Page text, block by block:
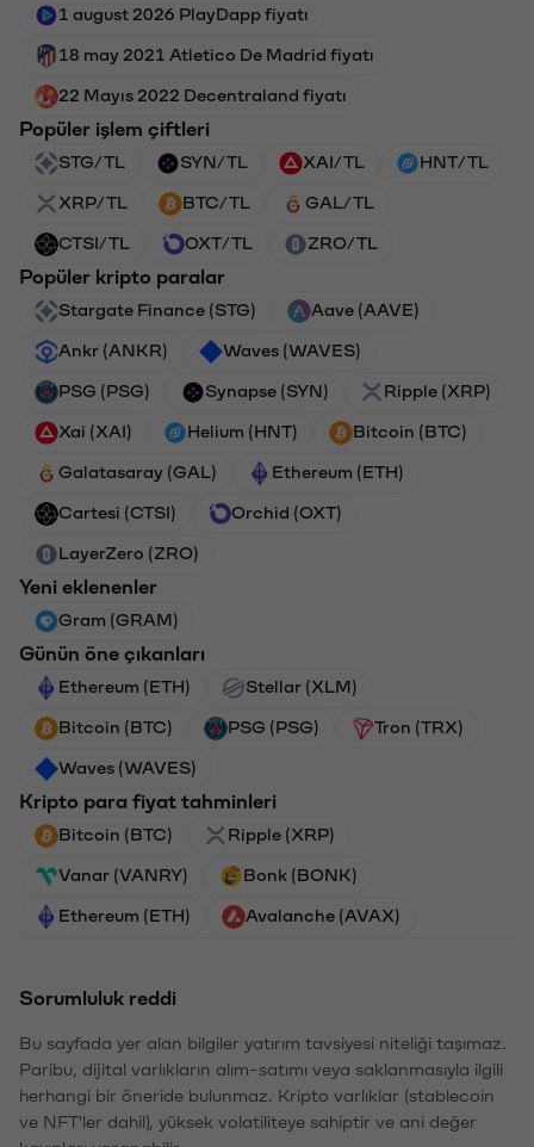
1 august 2026 PlayDapp fiyatı
18 may 2021 Atletico De Madrid fiyatı
22 Mayıs 2022 Decentraland fiyatı
Popüler işlem çiftleri
STG/TL SYN/TL XAI/TL HNT/TL
XRP/TL BTC/TL GAL/TL
CTSI/TL OXT/TL ZRO/TL
Popüler kripto paralar
Stargate Finance (STG) Aave (AAVE)
Ankr (ANKR) Waves (WAVES)
PSG (PSG) Synapse (SYN) Ripple (XRP)
Xai (XAI) Helium (HNT) Bitcoin (BTC)
Galatasaray (GAL) Ethereum (ETH)
Cartesi (CTSI) Orchid (OXT)
LayerZero (ZRO)
Yeni eklenenler
Gram (GRAM)
Günün öne çıkanları
Ethereum (ETH) Stellar (XLM)
Bitcoin (BTC) PSG (PSG) Tron (TRX)
Waves (WAVES)
Kripto para fiyat tahminleri
Bitcoin (BTC) Ripple (XRP)
Vanar (VANRY) Bonk (BONK)
Ethereum (ETH) Avalanche (AVAX)
Sorumluluk reddi
Bu sayfada yer alan bilgiler yatırım tavsiyesi niteliği taşımaz.
Paribu, dijital varlıkların alım-satımı veya saklanmasıyla ilgili
herhangi bir öneride bulunmaz. Kripto varlıklar (stablecoin
ve NFT'ler dahil), yüksek volatiliteye sahiptir ve ani değer